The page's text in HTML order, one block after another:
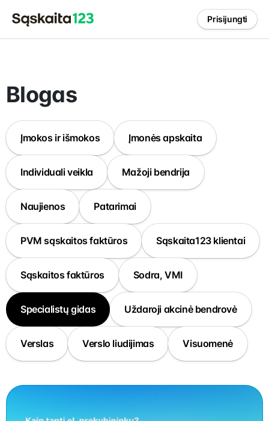
Prisijungti
Blogas
Įmokos ir išmokos Įmonės apskaita
Individuali veikla Mažoji bendrija
Naujienos Patarimai
PVM sąskaitos faktūros Sąskaita123 klientai
Sąskaitos faktūros Sodra, VMI
Specialistų gidas Uždaroji akcinė bendrovė
Verslas Verslo liudijimas Visuomenė